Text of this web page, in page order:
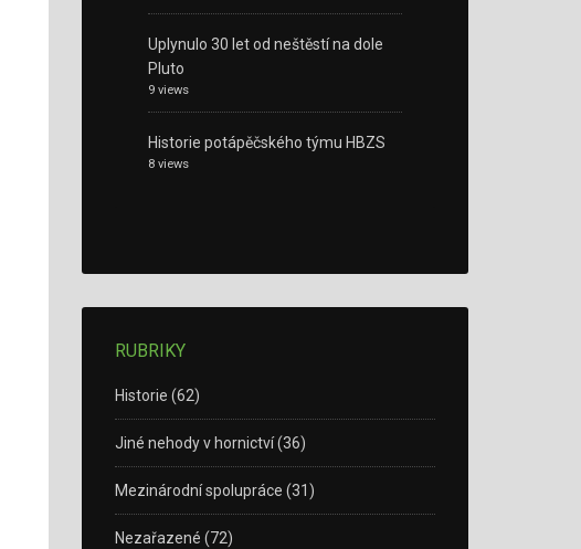
Uplynulo 30 let od neštěstí na dole
Pluto
9 views
Historie potápěčského týmu HBZS
8 views
RUBRIKY
Historie (62)
Jiné nehody v hornictví(36)
Mezinárodní spolupráce (31)
Nezařazené (72)